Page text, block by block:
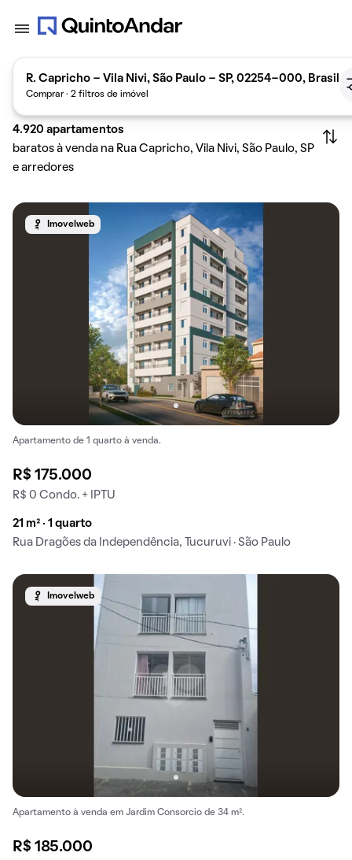
R. Capricho - Vila Nivi, São Paulo - SP, 02254-000, Brasil
Comprar · 2 filtros de imóvel
4.920 apartamentos
baratos à venda na Rua Capricho, Vila Nivi, São Paulo, SP
e arredores
Imovelweb
Apartamento de 1 quarto à venda.
R$ 175.000
R$ 0 Condo. + IPTU
21 m² · 1 quarto
Rua Dragões da Independência, Tucuruvi · São Paulo
Imovelweb
Apartamento à venda em Jardim Consorcio de 34 m².
R$ 185.000